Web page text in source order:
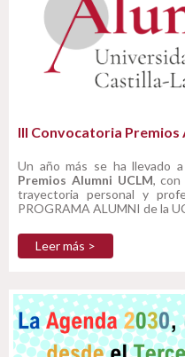
III Convocatoria Premios
Un año más se ha llevado
Premios Alumni UCLM, con
trayectoria personal y
PROGRAMA ALUMNI de la
Leer más >